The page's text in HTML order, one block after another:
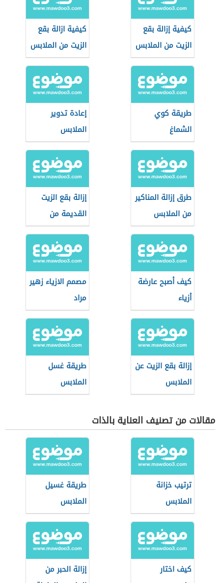
كيفية إزالة بقع
الزيت من الملابس
كيفية ازالة بقع
الزيت من الملابس
طريقة كوي
الشماغ
إعادة تدوير
الملابس
طرق إزالة المناكير
من الملابس
الفاتحة
إزالة بقع الزيت
القديمة من
الملابس
كيف أصبح عارضة
أزياء
مصمم الازياء زهير
مراد
إزالة بقع الزيت عن
الملابس
طريقة غسل
الملابس
مقالات من تصنيف العناية بالذات
ترتيب خزانة
الملابس
طريقة غسيل
الملابس
كيف اختار
إزالة الحبر من